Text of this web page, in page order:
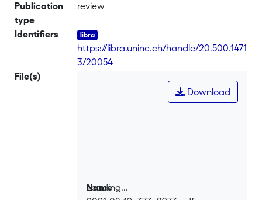
Publication
type
review
Identifiers
https://libra.unine.ch/handle/20.500.1471
3/20054
File(s)
Loading...
Download
Name